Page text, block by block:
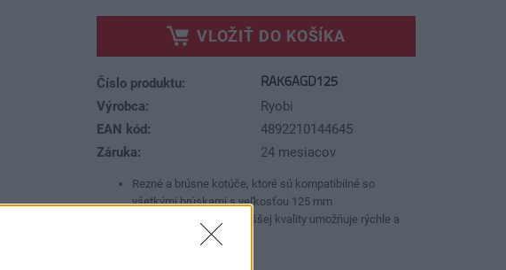
VLOŽIŤ DO KOŠÍKA
Číslo produktu:
RAK6AGD125
Výrobca:
Ryobi
EAN kód:
4892210144645
Záruka:
24 mesiacov
Rezné a brúsne kotúče, ktoré sú kompatibilné so
všetkými brúskami s veľkosťou 125 mm
Diamantový kotúč najvyššej kvality umožňuje rýchle a
presné rezanie kameňa